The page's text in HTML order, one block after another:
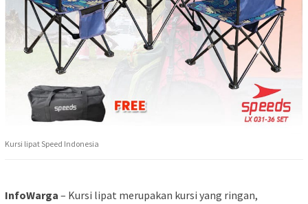
Kursi lipat Speed Indonesia
InfoWarga – Kursi lipat merupakan kursi yang ringan,